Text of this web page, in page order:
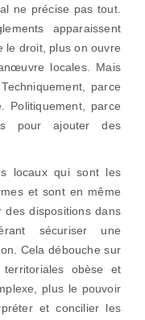
ne précise pas tout.
apparaissent
le droit, plus on ouvre
locales. Mais
parce
Politiquement, parce
pour ajouter des
locaux qui sont les
et sont en même
dispositions dans
sécuriser une
Cela débouche sur
obèse et
plus le pouvoir
et concilier les